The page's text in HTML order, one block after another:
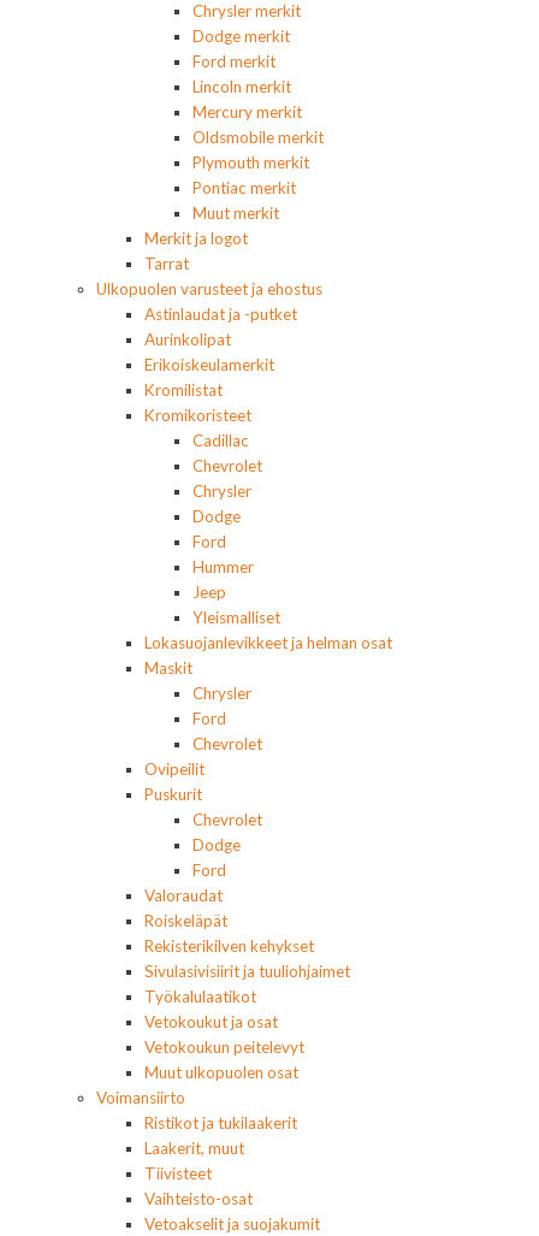
Chrysler merkit
Dodge merkit
Ford merkit
Lincoln merkit
Mercury merkit
Oldsmobile merkit
Plymouth merkit
Pontiac merkit
Muut merkit
Merkit ja logot
Tarrat
Ulkopuolen varusteet ja ehostus
Astinlaudat ja -putket
Aurinkolipat
Erikoiskeulamerkit
Kromilistat
Kromikoristeet
Cadillac
Chevrolet
Chrysler
Dodge
Ford
Hummer
Jeep
Yleismalliset
Lokasuojanlevikkeet ja helman osat
Maskit
Chrysler
Ford
Chevrolet
Ovipeilit
Puskurit
Chevrolet
Dodge
Ford
Valoraudat
Roiskeläpät
Rekisterikilven kehykset
Sivulasivisiirit ja tuuliohjaimet
Työkalulaatikot
Vetokoukut ja osat
Vetokoukun peitelevyt
Muut ulkopuolen osat
Voimansiirto
Ristikot ja tukilaakerit
Laakerit, muut
Tiivisteet
Vaihteisto-osat
Vetoakselit ja suojakumit